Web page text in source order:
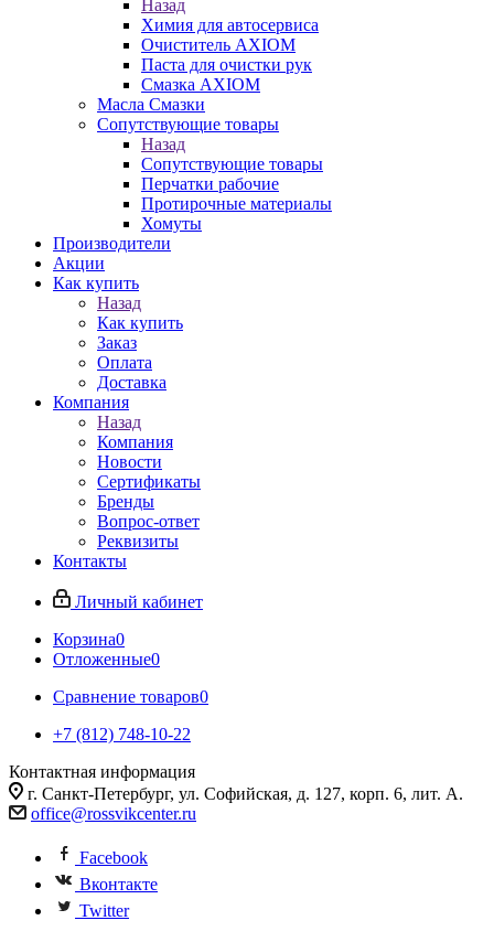
Назад
Химия для автосервиса
Очиститель AXIOM
Паста для очистки рук
Смазка AXIOM
Масла Смазки
Сопутствующие товары
Назад
Сопутствующие товары
Перчатки рабочие
Протирочные материалы
Хомуты
Производители
Акции
Как купить
Назад
Как купить
Заказ
Оплата
Доставка
Компания
Назад
Компания
Новости
Сертификаты
Бренды
Вопрос-ответ
Реквизиты
Контакты
Личный кабинет
Корзина0
Отложенные0
Сравнение товаров0
+7 (812) 748-10-22
Контактная информация
г. Санкт-Петербург, ул. Софийская, д. 127, корп. 6, лит. А.
office@rossvikcenter.ru
Facebook
Вконтакте
Twitter